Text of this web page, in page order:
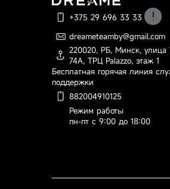
+375 29 696 33 33
По вопросам оформления
заказа, доставки и оплаты
dreameteamby@gmail.com
220020, РБ, Минск, улица
74А, ТРЦ Palazzo, этаж 1
Бесплатная горячая линия
поддержки
882004910125
Режим работы
пн-пт с 9:00 до 18:00